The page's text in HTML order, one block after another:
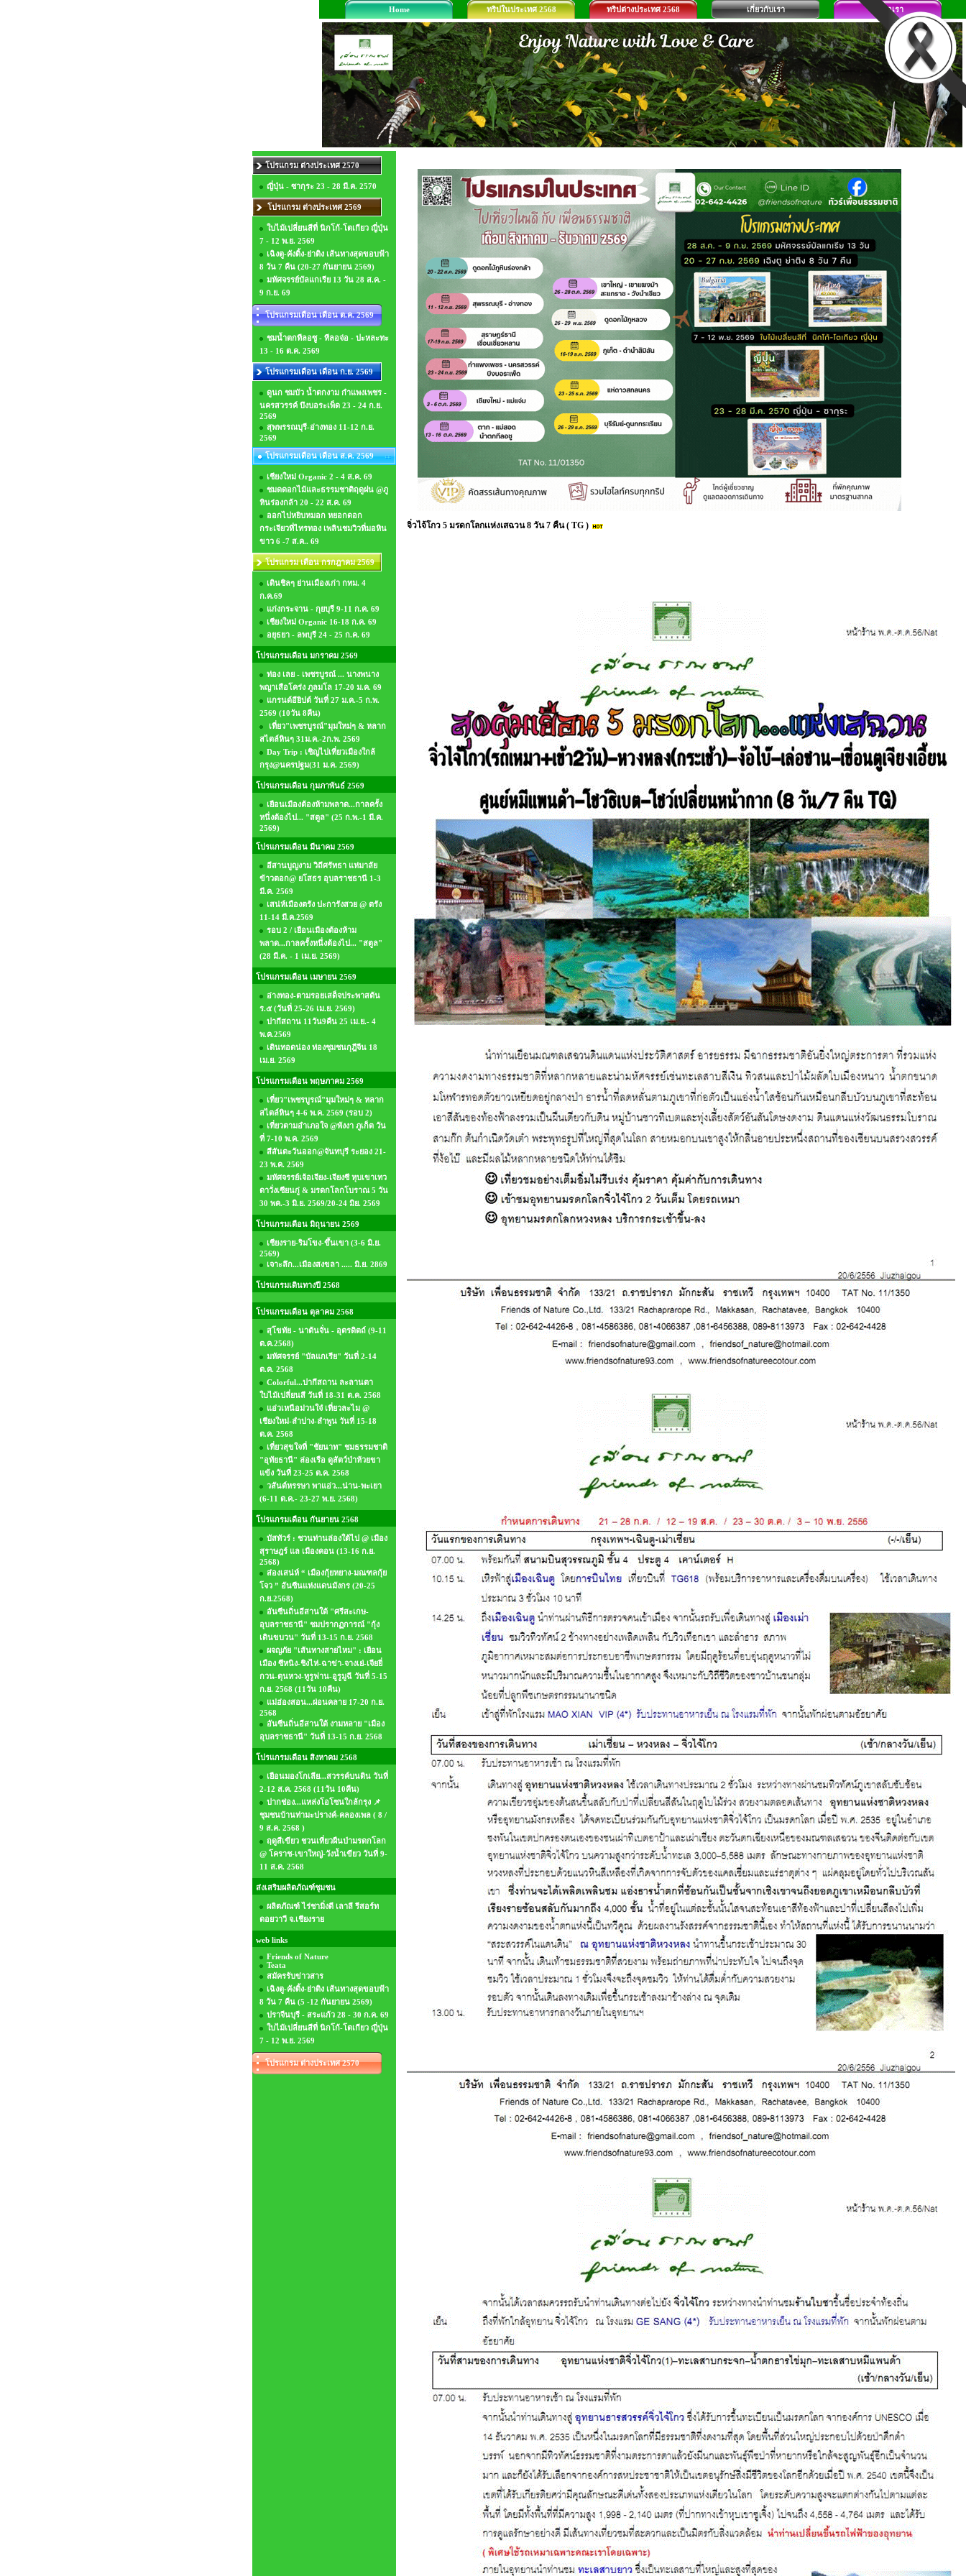
Home ทริปในประเทศ 2568 ทริปต่างประเทศ 2568 เกี่ยวกับเรา ติดต่อเรา
โปรแกรม ต่างประเทศ 2570
ญี่ปุ่น - ซากุระ 23 - 28 มี.ค. 2570
โปรแกรม ต่างประเทศ 2569
ใบไม้เปลี่ยนสีที่ นิกโก้-โตเกียว ญี่ปุ่น
7 - 12 พ.ย. 2569
เฉิงตู-คังติ้ง-ย่าติง เส้นทางสุดขอบฟ้า
8 วัน 7 คืน (20-27 กันยายน 2569)
มหัศจรรย์บัลแกเรีย 13 วัน 28 ส.ค. -
9 ก.ย. 69
โปรแกรมเดือน เดือน ต.ค. 2569
ชมน้ำตกทีลอซู - ทีลอจ่อ - ปะหละทะ
13 - 16 ต.ค. 2569
โปรแกรมเดือน เดือน ก.ย. 2569
ดูนก ชมบัว น้ำตกงาม กำแพงเพชร -
นครสวรรค์ บึงบอระเพ็ด 23 - 24 ก.ย.
2569
สุพพรรณบุรี-อ่างทอง 11-12 ก.ย.
2569
โปรแกรมเดือน เดือน ส.ค. 2569
เชียงใหม่ Organic 2 - 4 ส.ค. 69
ชมดดอกไม้และธรรมชาติฤดูฝน @ภู
หินร่องกล้า 20 - 22 ส.ค. 69
ออกไปหยิบหมอก หยอกดอก
กระเจียวที่ไทรทอง เพลินชมวิวที่มอหิน
ขาว 6 -7 ส.ค.. 69
โปรแกรม เดือน กรกฎาคม 2569
เดินชิลๆ ย่านเมืองเก่า กทม. 4
ก.ค.69
แก่งกระจาน - กุยบุรี 9-11 ก.ค. 69
เชียงใหม่ Organic 16-18 ก.ค. 69
อยุธยา - ลพบุรี 24 - 25 ก.ค. 69
โปรแกรมเดือน มกราคม 2569
ท่อง เลย - เพชรบูรณ์ ... นางพนาง
พญาเสือโคร่ง ภูลมโล 17-20 ม.ค. 69
แกรนด์อียิปต์ วันที่ 27 ม.ค.-5 ก.พ.
2569 (10วัน 8คืน)
เที่ยว"เพชรบูรณ์"มุมใหม่ๆ & หลาก
สไตล์หินๆ 31ม.ค.-2ก.พ. 2569
Day Trip : เชิญไปเที่ยวเมืองใกล้
กรุง@นครปฐม(31 ม.ค. 2569)
โปรแกรมเดือน กุมภาพันธ์ 2569
เยือนเมืองต้องห้ามพลาด...กาลครั้ง
หนึ่งต้องไป... "สตูล" (25 ก.พ.-1 มี.ค.
2569)
โปรแกรมเดือน มีนาคม 2569
อีสานบูญงาม วิถีศรัทธา แห่มาลัย
ข้าวตอก@ ยโสธร อุบลราชธานี 1-3
มี.ค. 2569
เสน่ห์เมืองตรัง ปะการังสวย @ ตรัง
11-14 มี.ค.2569
รอบ 2 / เยือนเมืองต้องห้าม
พลาด...กาลครั้งหนึ่งต้องไป... "สตูล"
(28 มี.ค. - 1 เม.ย. 2569)
โปรแกรมเดือน เมษายน 2569
อ่างทอง-ตามรอยเสด็จประพาสต้น
ร.๕ (วันที่ 25-26 เม.ย. 2569)
ปากีสถาน 11วัน9คืน 25 เม.ย.- 4
พ.ค.2569
เดินทอดน่อง ท่องชุมชนกุฎีจีน 18
เม.ย. 2569
โปรแกรมเดือน พฤษภาคม 2569
เที่ยว"เพชรบูรณ์"มุมใหม่ๆ & หลาก
สไตล์หินๆ 4-6 พ.ค. 2569 (รอบ 2)
เที่ยวตามอำเภอใจ @พังงา ภูเก็ต วัน
ที่ 7-10 พ.ค. 2569
สีสันตะวันออก@จันทบุรี ระยอง 21-
23 พ.ค. 2569
มหัศจรรย์เจ้อเจียง-เจียงซี หุบเขาเทว
ดาวั่งเซียนกู่ & มรดกโลกโบราณ 5 วัน
30 พค.-3 มิ.ย. 2569/20-24 มิย. 2569
โปรแกรมเดือน มิถุนายน 2569
เชียงราย-ริมโขง-ขึ้นเขา (3-6 มิ.ย.
2569)
เจาะลึก...เมืองสงขลา ..... มิ.ย. 2869
โปรแกรมเดินทางปี 2568
โปรแกรมเดือน ตุลาคม 2568
สุโขทัย - นาต้นจั่น - อุตรดิตถ์ (9-11
ต.ค.2568)
มหัศจรรย์ "บัลแกเรีย" วันที่ 2-14
ต.ค. 2568
Colorful...ปากีสถาน ละลานตา
ใบไม้เปลี่ยนสี วันที่ 18-31 ต.ค. 2568
แอ่วเหนือม่วนใจ๋ เที่ยวละไม @
เชียงใหม่-ลำปาง-ลำพูน วันที่ 15-18
ต.ค. 2568
เที่ยวสุขใจที่ "ชัยนาท" ชมธรรมชาติ
"อุทัยธานี" ล่องเรือ ดูสัตว์ป่าห้วยขา
แข้ง วันที่ 23-25 ต.ค. 2568
วสันต์หรรษา พาแอ่ว...น่าน-พะเยา
(6-11 ต.ค.- 23-27 พ.ย. 2568)
โปรแกรมเดือน กันยายน 2568
บัสทัวร์ : ชวนท่านล่องใต้ไป @ เมือง
สุราษฎร์ แล เมืองคอน (13-16 ก.ย.
2568)
ส่องเสน่ห์ “ เมืองกุ้ยหยาง-มณฑลกุ้ย
โจว ” อันซีนแห่งแดนมังกร (20-25
ก.ย.2568)
อันซีนถิ่นอีสานใต้ "ศรีสะเกษ-
อุบลราชธานี" ชมปรากฏการณ์ "กุ้ง
เดินขบวน" วันที่ 13-15 ก.ย. 2568
ผจญภัย "เส้นทางสายไหม" : เยือน
เมือง ซีหนิง-ชิงไห่-ฉาข่า-จางเย่-เจียยี่
กวน-ตุนหวง-ทูรูฟาน-อูรูมูฉี วันที่ 5-15
ก.ย. 2568 (11วัน 10คืน)
แม่ฮ่องสอน...ผ่อนคลาย 17-20 ก.ย.
2568
อันซีนถิ่นอีสานใต้ งามหลาย "เมือง
อุบลราชธานี" วันที่ 13-15 ก.ย. 2568
โปรแกรมเดือน สิงหาคม 2568
เยือนมองโกเลีย...สวรรค์บนดิน วันที่
2-12 ส.ค. 2568 (11วัน 10คืน)
ปากช่อง...แหล่งโอโซนใกล้กรุง 📌
ชุมชนบ้านท่ามะปรางค์-คลองเพล ( 8 /
9 ส.ค. 2568 )
ฤดูสีเขียว ชวนเที่ยวผืนป่ามรดกโลก
@ โคราช-เขาใหญ่-วังน้ำเขียว วันที่ 9-
11 ส.ค. 2568
ส่งเสริมผลิตภัณฑ์ชุมชน
ผลิตภัณฑ์ ไร่ชามิ่งดี เลาลี รีสอร์ท
ดอยวาวี จ.เชียงราย
web links
Friends of Nature
Teata
สมัครรับข่าวสาร
เฉิงตู-คังติ้ง-ย่าติง เส้นทางสุดขอบฟ้า
8 วัน 7 คืน (5 -12 กันยายน 2569)
ปราจีนบุรี - สระแก้ว 28 - 30 ก.ค. 69
ใบไม้เปลี่ยนสีที่ นิกโก้-โตเกียว ญี่ปุ่น
7 - 12 พ.ย. 2569
โปรแกรม ต่างประเทศ 2570
จิ่วไจ้โกว 5 มรดกโลกเเห่งเสฉวน 8 วัน 7 คืน ( TG )